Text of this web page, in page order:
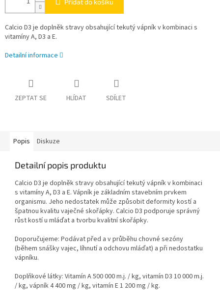
Přidat do košíku
Calcio D3 je doplněk stravy obsahující tekutý vápník v kombinaci s
vitamíny A, D3 a E.
Detailní informace
ZEPTAT SE HLÍDAT SDÍLET
Popis Diskuze
Detailní popis produktu
Calcio D3 je doplněk stravy obsahující tekutý vápník v kombinaci
s vitamíny A, D3 a E. Vápník je základním stavebním prvkem
organismu. Jeho nedostatek může způsobit deformity kostí a
špatnou kvalitu vaječné skořápky. Calcio D3 podporuje správný
růst kostí u mláďat a tvorbu kvalitní skořápky.
Doporučujeme: Podávat před a v průběhu chovné sezóny
(během snášky vajec, líhnutí a odchovu mláďat) a při nedostatku
vápníku.
Doplňkové látky: Vitamín A 500 000 m.j. / kg, vitamín D3 10 000 m.j.
/ kg, vápník 4 400 mg / kg, vitamín E 1 200 mg / kg.